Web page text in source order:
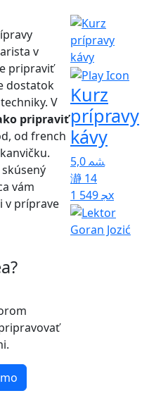
v
pripraviť
dostatok
V
pripraviť
od french
vám
v príprave
Kurz
prípravy
kávy
5,0
14
1 549x
Goran Jozić